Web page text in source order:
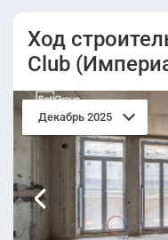
декларация.pdf
Ход
Club
Декабрь 2025